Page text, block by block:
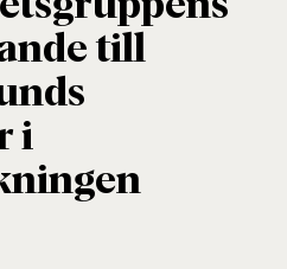
till
i